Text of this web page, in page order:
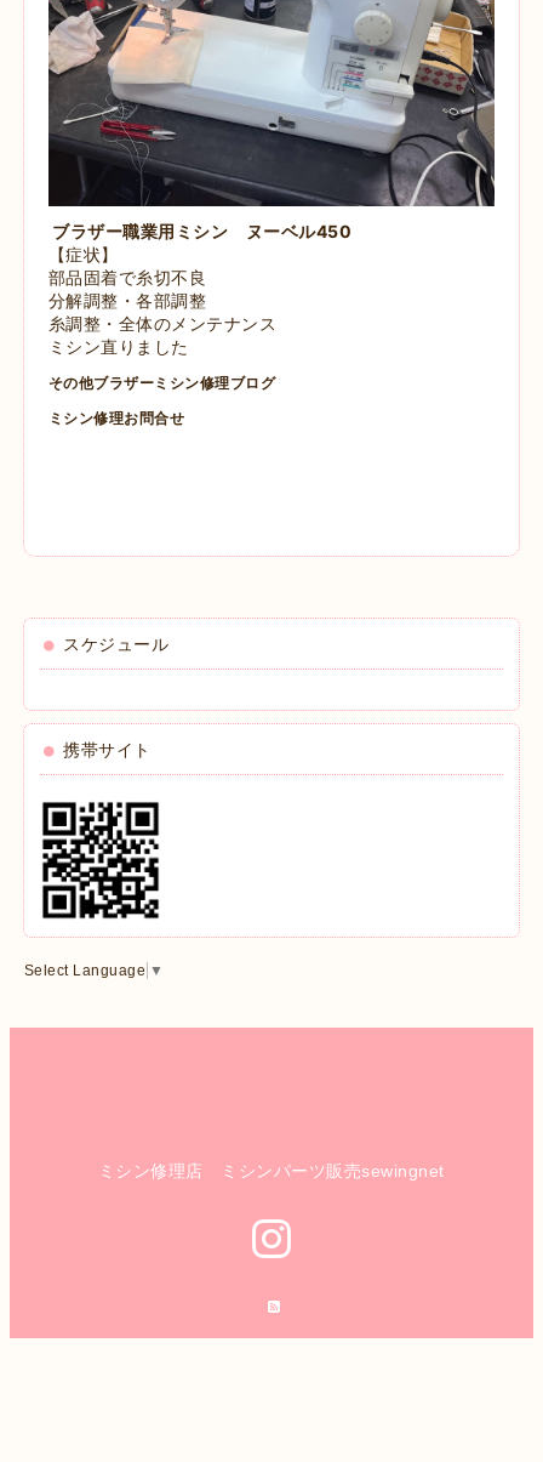
ブラザー職業用ミシン ヌーベル450
【症状】
部品固着で糸切不良
分解調整・各部調整
糸調整・全体のメンテナンス
ミシン直りました
その他ブラザーミシン修理ブログ
ミシン修理お問合せ
スケジュール
携帯サイト
Select Language ▼
ミシン修理店 ミシンパーツ販売sewingnet